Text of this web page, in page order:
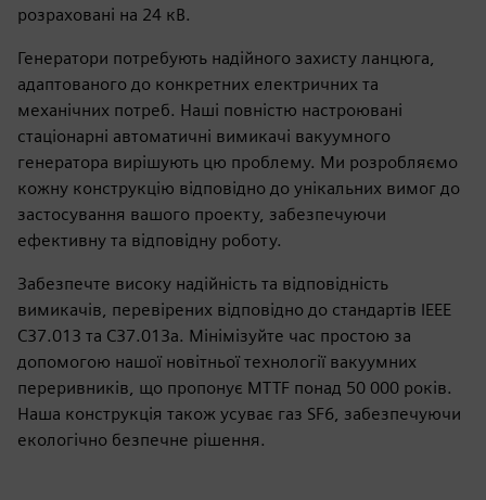
розраховані на 24 кВ.
Генератори потребують надійного захисту ланцюга,
адаптованого до конкретних електричних та
механічних потреб. Наші повністю настроювані
стаціонарні автоматичні вимикачі вакуумного
генератора вирішують цю проблему. Ми розробляємо
кожну конструкцію відповідно до унікальних вимог до
застосування вашого проекту, забезпечуючи
ефективну та відповідну роботу.
Забезпечте високу надійність та відповідність
вимикачів, перевірених відповідно до стандартів IEEE
C37.013 та C37.013a. Мінімізуйте час простою за
допомогою нашої новітньої технології вакуумних
переривників, що пропонує MTTF понад 50 000 років.
Наша конструкція також усуває газ SF6, забезпечуючи
екологічно безпечне рішення.